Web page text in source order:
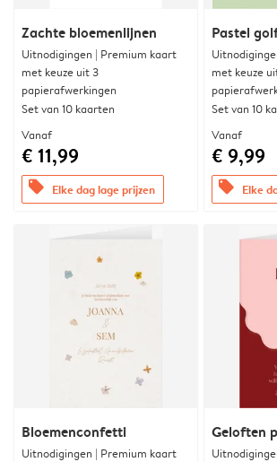
Zachte bloemenlijnen
Uitnodigingen | Premium kaart
met keuze uit 3
papierafwerkingen
Set van 10 kaarten
Vanaf
€ 11,99
offers Elke dag lage prijzen
Pastel
met keuze
Set van 10
Vanaf
€ 9,99
offers Elke
Bloemenconfetti
Uitnodigingen | Premium kaart
Geloften